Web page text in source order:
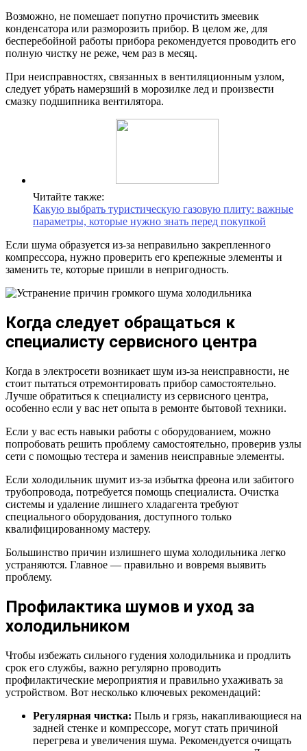
Возможно, не помешает попутно прочистить змеевик
конденсатора или разморозить прибор. В целом же, для
бесперебойной работы прибора рекомендуется проводить его
полную чистку не реже, чем раз в месяц.
При неисправностях, связанных в вентиляционным узлом,
следует убрать намерзший в морозилке лед и произвести
смазку подшипника вентилятора.
Читайте также:
Какую выбрать туристическую газовую плиту: важные
параметры, которые нужно знать перед покупкой
Если шума образуется из-за неправильно закрепленного
компрессора, нужно проверить его крепежные элементы и
заменить те, которые пришли в непригодность.
Когда следует обращаться к
специалисту сервисного центра
Когда в электросети возникает шум из-за неисправности, не
стоит пытаться отремонтировать прибор самостоятельно.
Лучше обратиться к специалисту из сервисного центра,
особенно если у вас нет опыта в ремонте бытовой техники.
Если у вас есть навыки работы с оборудованием, можно
попробовать решить проблему самостоятельно, проверив узлы
сети с помощью тестера и заменив неисправные элементы.
Если холодильник шумит из-за избытка фреона или забитого
трубопровода, потребуется помощь специалиста. Очистка
системы и удаление лишнего хладагента требуют
специального оборудования, доступного только
квалифицированному мастеру.
Большинство причин излишнего шума холодильника легко
устраняются. Главное — правильно и вовремя выявить
проблему.
Профилактика шумов и уход за
холодильником
Чтобы избежать сильного гудения холодильника и продлить
срок его службы, важно регулярно проводить
профилактические мероприятия и правильно ухаживать за
устройством. Вот несколько ключевых рекомендаций:
Регулярная чистка: Пыль и грязь, накапливающиеся на
задней стенке и компрессоре, могут стать причиной
перегрева и увеличения шума. Рекомендуется очищать